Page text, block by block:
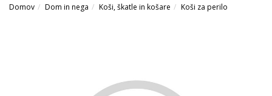
Domov Dom in nega Koši, škatle in košare Koši za perilo